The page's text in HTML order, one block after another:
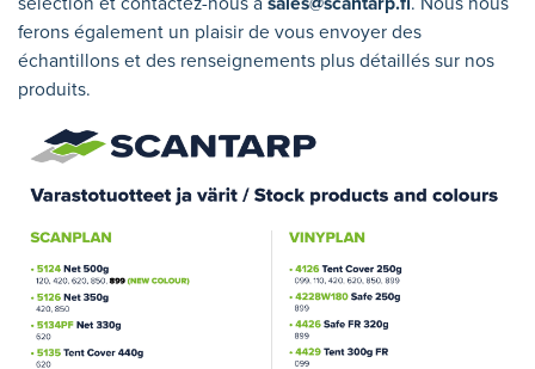
ferons également un plaisir de vous envoyer des
échantillons et des renseignements plus détaillés sur nos
produits.